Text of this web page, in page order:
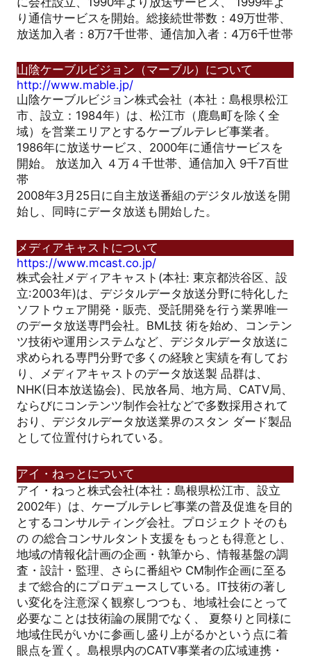
り通信サービスを開始。総接続世帯数：49万世帯、
放送加入者：8万7千世帯、通信加入者：4万6千世帯
山陰ケーブルビジョン（マーブル）について
http://www.mable.jp/
山陰ケーブルビジョン株式会社（本社：島根県松江
市、設立：1984年）は、松江市（鹿島町を除く全
域）を営業エリアとするケーブルテレビ事業者。
1986年に放送サービス、2000年に通信サービスを
開始。 放送加入 ４万４千世帯、通信加入 9千7百世
帯
2008年3月25日に自主放送番組のデジタル放送を開
始し、同時にデータ放送も開始した。
メディアキャストについて
https://www.mcast.co.jp/
株式会社メディアキャスト(本社: 東京都渋谷区、設
立:2003年)は、デジタルデータ放送分野に特化した
ソフトウェア開発・販売、受託開発を行う業界唯一
のデータ放送専門会社。BML技 術を始め、コンテン
ツ技術や運用システムなど、デジタルデータ放送に
求められる専門分野で多くの経験と実績を有してお
り、メディアキャストのデータ放送製 品群は、
NHK(日本放送協会)、民放各局、地方局、CATV局、
ならびにコンテンツ制作会社などで多数採用されて
おり、デジタルデータ放送業界のスタン ダード製品
として位置付けられている。
アイ・ねっとについて
アイ・ねっと株式会社(本社：島根県松江市、設立
2002年）は、ケーブルテレビ事業の普及促進を目的
とするコンサルティング会社。プロジェクトそのも
の の総合コンサルタント支援をもっとも得意とし、
地域の情報化計画の企画・執筆から、情報基盤の調
査・設計・監理、さらに番組や CM制作企画に至る
まで総合的にプロデュースしている。IT技術の著し
い変化を注意深く観察しつつも、地域社会にとって
必要なことは技術論の展開でなく、 夏祭りと同様に
地域住民がいかに参画し盛り上がるかという点に着
眼点を置く。島根県内のCATV事業者の広域連携・